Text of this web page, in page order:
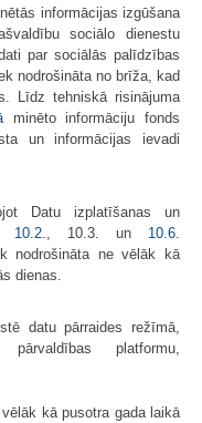
informācijas izgūšana
sociālo dienestu
par sociālās palīdzības
nodrošināta no brīža, kad
Līdz tehniskā risinājuma
minēto informāciju fonds
un informācijas ievadi
Datu izplatīšanas un
10.2. , 10.3. un 10.6.
nodrošināta ne vēlāk kā
dienas.
datu pārraides režīmā,
platformu,
kā pusotra gada laikā